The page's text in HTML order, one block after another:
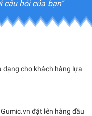
câu hỏi của bạn"
dạng cho khách hàng lựa
đặt lên hàng đầu